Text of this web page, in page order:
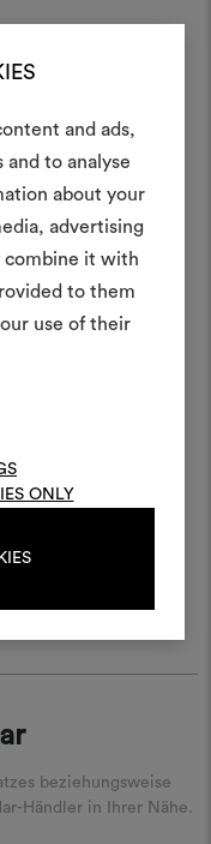
and ads,
to analyse
about your
advertising
combine it with
to them
use of their
ONLY
beziehungsweise
Händler in Ihrer Nähe.
Ein
erstellen
interaktives Tool, mit
Ideen zum Leben
anderen teilen können,
REGISTRIEREN